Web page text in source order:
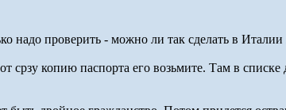
надо проверить - можно ли так сделать в
срзу копию паспорта его возьмите. Там в